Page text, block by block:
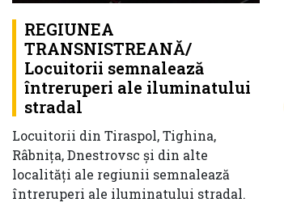
REGIUNEA
TRANSNISTREANĂ/
Locuitorii semnalează
întreruperi ale iluminatului
stradal
Locuitorii din Tiraspol, Tighina,
Râbnița, Dnestrovsc și din alte
localități ale regiunii semnalează
întreruperi ale iluminatului stradal.